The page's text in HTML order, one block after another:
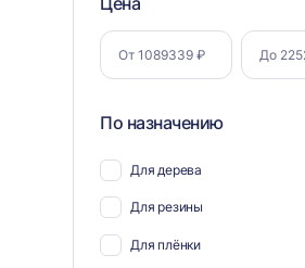
Фильтр
по
По назначению
Для дерева
Для резины
Для плёнки
ПЗО